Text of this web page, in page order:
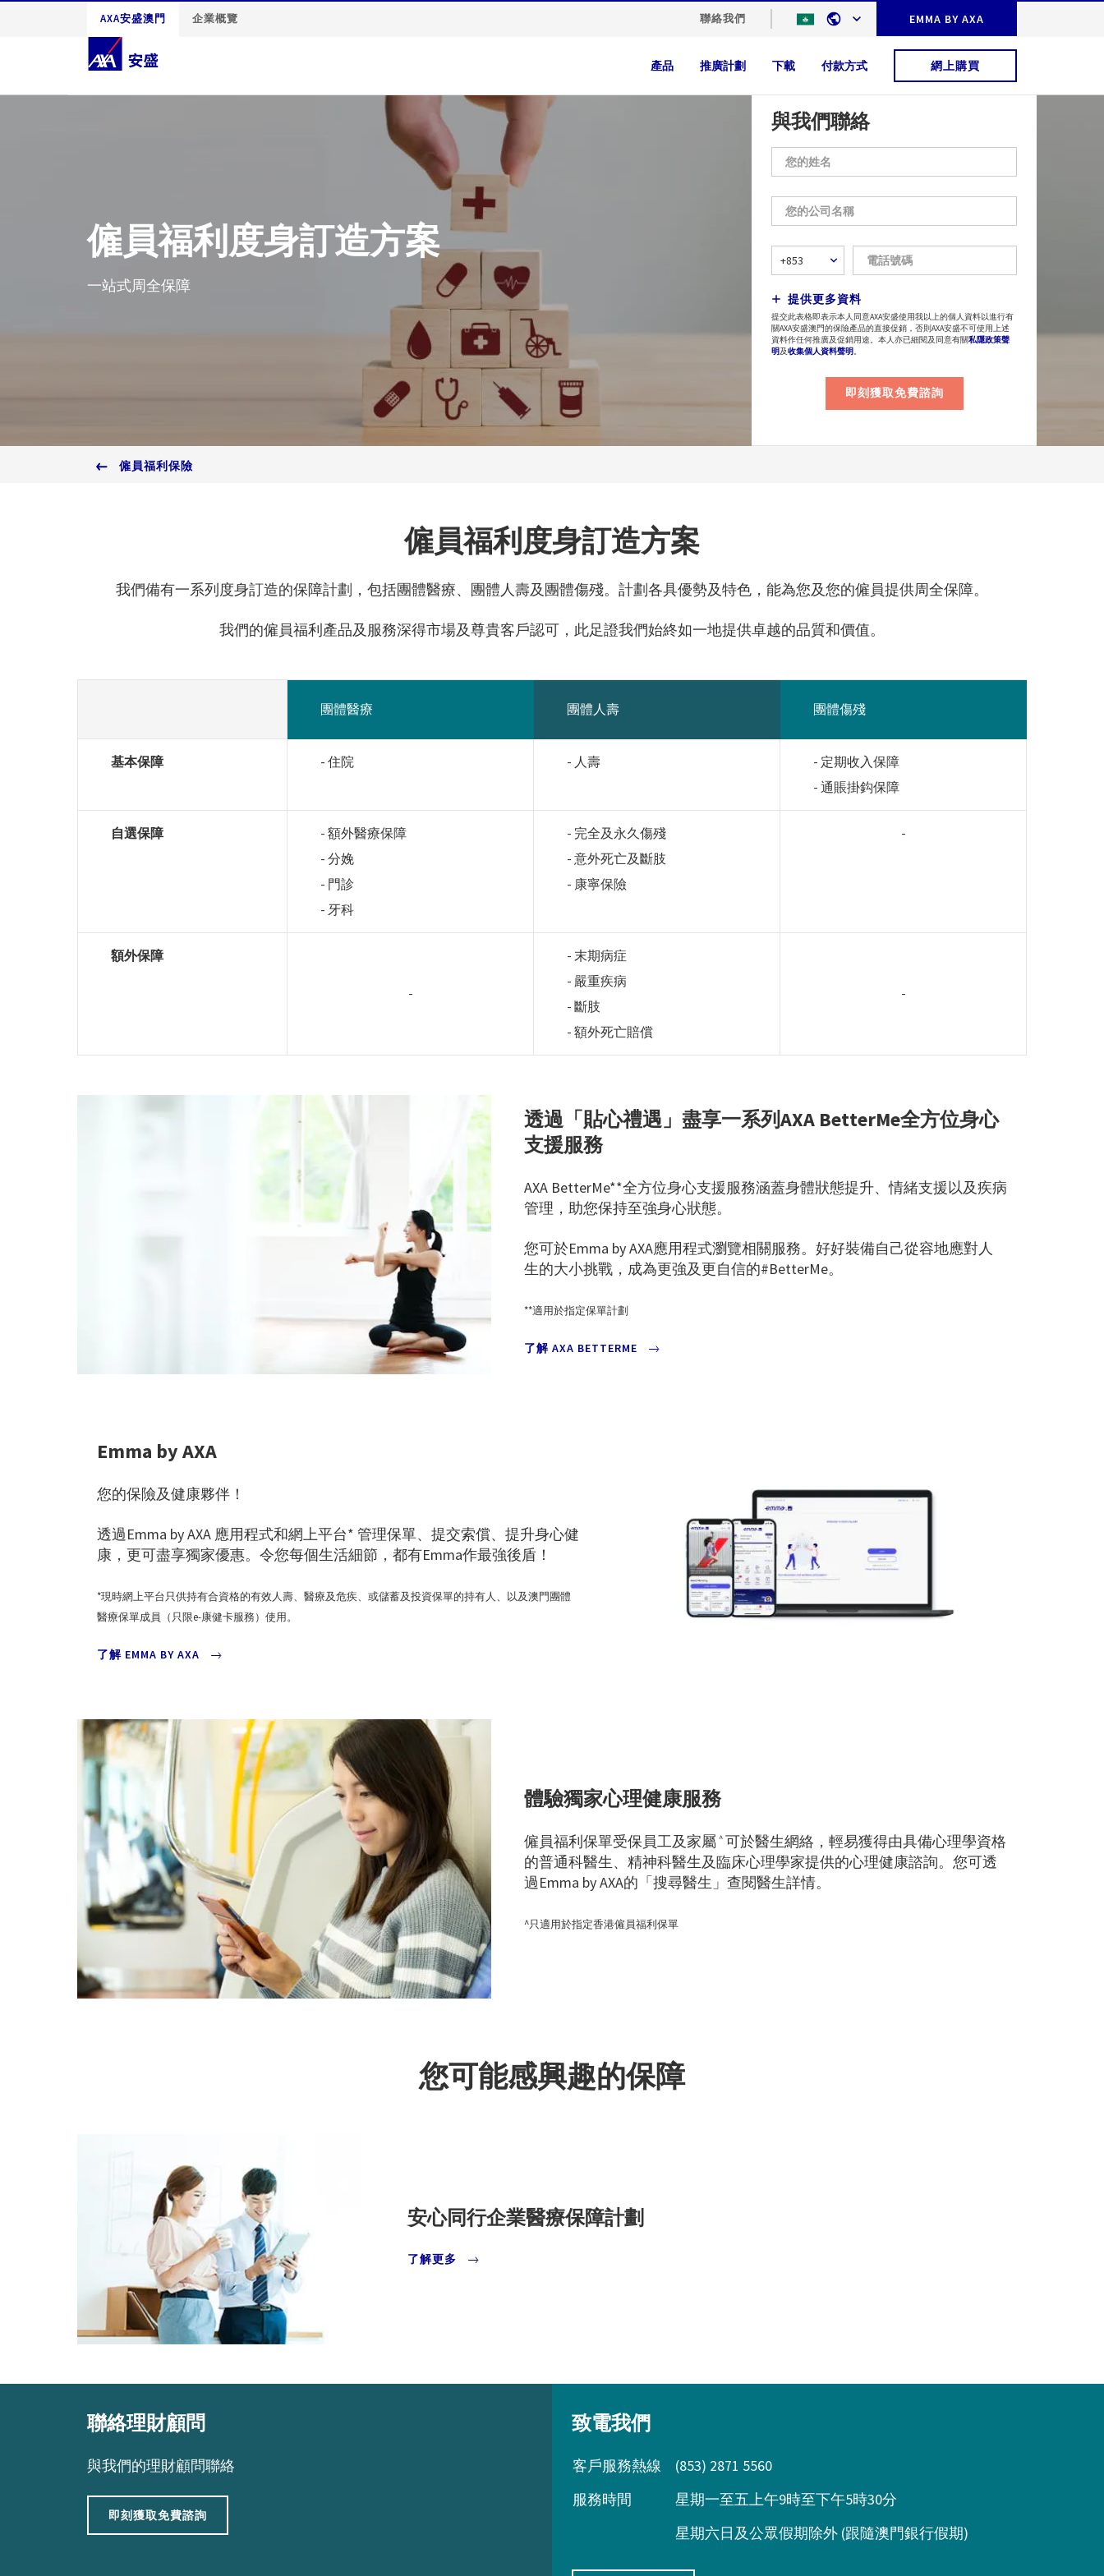
AXA安盛澳門 企業概覽 聯絡我們 EMMA BY AXA
產品 推廣計劃 下載 付款方式 網上購買
與我們聯絡
提供更多資料
提交此表格即表示本人同意AXA安盛使用我以上的個人資料以進行有
關AXA安盛澳門的保險產品的直接促銷，否則AXA安盛不可使用上述
資料作任何推廣及促銷用途。本人亦已細閱及同意有關私隱政策聲
明及收集個人資料聲明
即刻獲取免費諮詢
僱員福利度身訂造方案
一站式周全保障
僱員福利保險
僱員福利度身訂造方案
我們備有一系列度身訂造的保障計劃，包括團體醫療、團體人壽及團體傷殘。計劃各具優勢及特色，能為您及您的僱員提供周全保障。
我們的僱員福利產品及服務深得市場及尊貴客戶認可，此足證我們始終如一地提供卓越的品質和價值。
團體醫療 團體人壽 團體傷殘
基本保障 - 住院 - 人壽
- 定期收入保障
- 通賬掛鈎保障
自選保障
- 額外醫療保障
- 分娩
- 門診
- 牙科
- 完全及永久傷殘
- 意外死亡及斷肢
- 康寧保險
-
額外保障
-
- 末期病症
- 嚴重疾病
- 斷肢
- 額外死亡賠償
-
透過「貼心禮遇」盡享一系列AXA BetterMe全方位身心
支援服務
AXA BetterMe**全方位身心支援服務涵蓋身體狀態提升、情緒支援以及疾病
管理，助您保持至強身心狀態。
您可於Emma by AXA應用程式瀏覽相關服務。好好裝備自己從容地應對人
生的大小挑戰，成為更強及更自信的#BetterMe。
**適用於指定保單計劃
了解 AXA BETTERME
Emma by AXA
您的保險及健康夥伴！
透過Emma by AXA 應用程式和網上平台* 管理保單、提交索償、提升身心健
康，更可盡享獨家優惠。令您每個生活細節，都有Emma作最強後盾！
*現時網上平台只供持有合資格的有效人壽、醫療及危疾、或儲蓄及投資保單的持有人、以及澳門團體
醫療保單成員（只限e-康健卡服務）使用。
了解 EMMA BY AXA
體驗獨家心理健康服務
僱員福利保單受保員工及家屬 可於醫生網絡，輕易獲得由具備心理學資格
的普通科醫生、精神科醫生及臨床心理學家提供的心理健康諮詢。您可透
過Emma by AXA的「搜尋醫生」查閱醫生詳情。
^只適用於指定香港僱員福利保單
您可能感興趣的保障
安心同行企業醫療保障計劃
了解更多
聯絡理財顧問
與我們的理財顧問聯絡
即刻獲取免費諮詢
致電我們
客戶服務熱線
(853) 2871 5560
服務時間
星期一至五上午9時至下午5時30分
星期六日及公眾假期除外 (跟隨澳門銀行假期)